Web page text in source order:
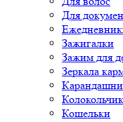
Для
Зажигалки
Зажим для
Зеркала
Кошельки